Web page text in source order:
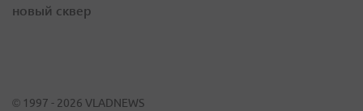
новый сквер
© 1997 - 2026 VLADNEWS